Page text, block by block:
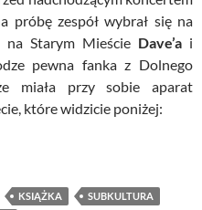
próbę zespół wybrał się na
na Starym Mieście Dave’a i
pewna fanka z Dolnego
miała przy sobie aparat
które widzicie poniżej:
KSIĄŻKA
SUBKULTURA